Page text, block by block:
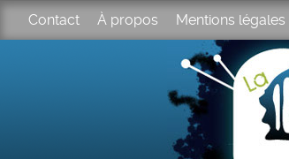
Contact À propos Mentions légales